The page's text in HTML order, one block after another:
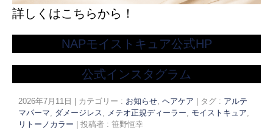
詳しくはこちらから！
NAPモイストキュア公式HP
公式インスタグラム
2026年7月11日 カテゴリー : お知らせ ヘアケア タグ : アルテ
マパーマ
ダメージレス メテオ正規ディーラー モイストキュア
リトーノカラー
投稿者 : 笹野恒幸